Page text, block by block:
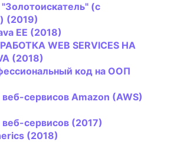
(с
) (2019)
EE (2018)
WEB SERVICES НА
(2018)
код на ООП
сервисов Amazon (AWS)
веб-сервисов (2017)
(2018)